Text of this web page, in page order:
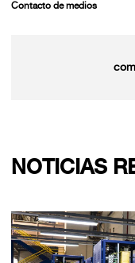
Contacto de medios
NOTICIAS